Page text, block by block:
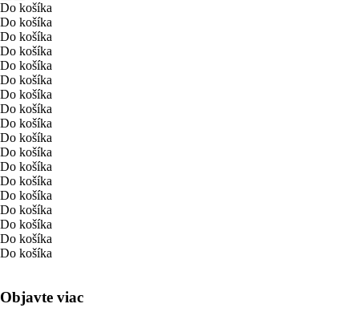
Do košíka
Do košíka
Do košíka
Do košíka
Do košíka
Do košíka
Do košíka
Do košíka
Do košíka
Do košíka
Do košíka
Do košíka
Do košíka
Do košíka
Do košíka
Do košíka
Do košíka
Do košíka
Objavte viac